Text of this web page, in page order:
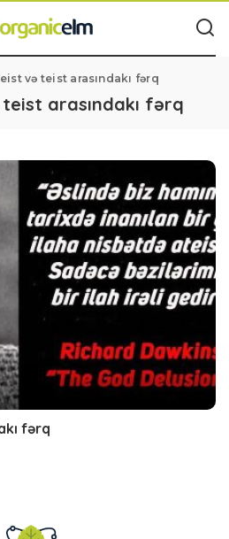
və teist arasındakı fərq
arasındakı fərq
fərq